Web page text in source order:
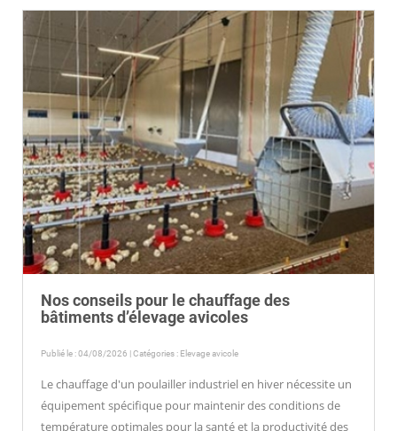
Nos conseils pour le chauffage des
bâtiments d’élevage avicoles
Publié le : 04/08/2026 | Catégories : Elevage avicole
Le chauffage d'un poulailler industriel en hiver nécessite un
équipement spécifique pour maintenir des conditions de
température optimales pour la santé et la productivité des